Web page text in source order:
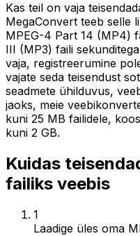
Kas teil on vaja
MegaConvert teeb selle
MPEG-4 Part 14 (MP4)
III (MP3) faili
vaja, registreerumine
vajate seda teisendust
seadmete ühilduvus,
jaoks, meie
kuni 25 MB failidele,
kuni 2 GB.
Kuidas
failiks veebis
1
Laadige üles oma